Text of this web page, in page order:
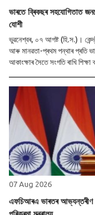
ভাৰতে ব্ৰিকছৰ সহযোগিতাত
যোশী
ভুৱনেশ্বৰ, ০৭ আগষ্ট (হি.স.)।
আৰু মানৱতা-প্ৰথম পন্থাৰ প্ৰতি
আকাংক্ষাৰ সৈতে সংগতি ৰাখি শিক্ষা
07 Aug 2026
এফচিআৰএ ভাৰতৰ আভ্যন্তৰীণ